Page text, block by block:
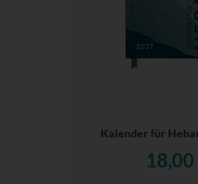
Kalender für
18,00